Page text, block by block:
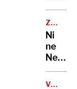
Lahko
bi
šel
tudi
na
v
Kranju
eden
parkov
ZA
Ni
ne
ne
Češka: